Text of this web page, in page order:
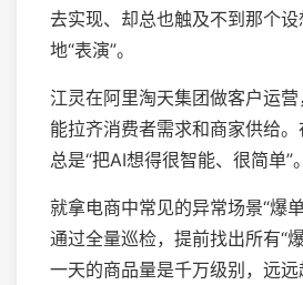
去实现、却总也触及不到那个
地“表演”。
江灵在阿里淘天集团做客户运
能拉齐消费者需求和商家供给
总是“把AI想得很智能、很简单”。
就拿电商中常见的异常场景“爆
通过全量巡检，提前找出所有“
一天的商品量是千万级别，远